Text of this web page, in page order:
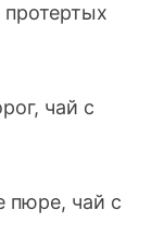
чай с
пюре, чай с